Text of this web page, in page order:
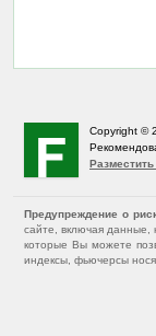
Copyright ©
Предупреждение о
сайте, включая данные,
которые Вы можете
индексы, фьючерсы